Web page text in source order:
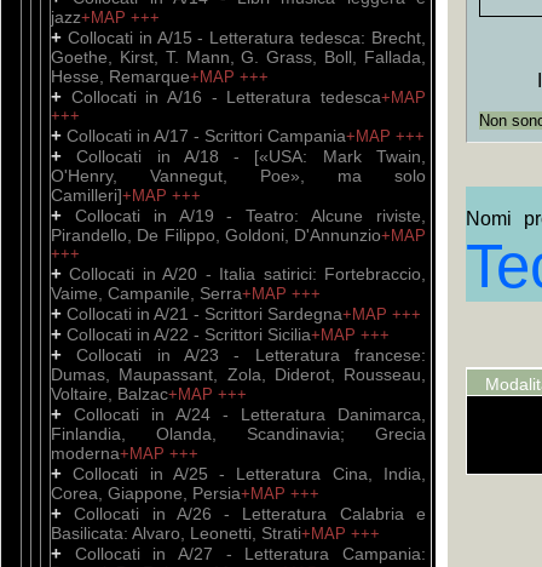
jazz+MAP +++
+ Collocati in A/15 - Letteratura tedesca: Brecht,
Goethe, Kirst, T. Mann, G. Grass, Boll, Fallada,
Hesse, Remarque+MAP +++
+ Collocati in A/16 - Letteratura tedesca+MAP
+++
+ Collocati in A/17 - Scrittori Campania+MAP +++
+Collocati in A/18 - [«USA: Mark Twain,
O'Henry, Vannegut, Poe», ma solo
Camilleri]+MAP +++
+ Collocati in A/19 - Teatro: Alcune riviste,
Pirandello, De Filippo, Goldoni, D'Annunzio+MAP
+++
+Collocati in A/20 - Italia satirici: Fortebraccio,
Vaime, Campanile, Serra+MAP +++
+ Collocati in A/21 - Scrittori Sardegna+MAP +++
+ Collocati in A/22 - Scrittori Sicilia+MAP +++
+Collocati in A/23 - Letteratura francese:
Dumas, Maupassant, Zola, Diderot, Rousseau,
Voltaire, Balzac+MAP +++
+ Collocati in A/24 - Letteratura Danimarca,
Finlandia, Olanda, Scandinavia; Grecia
moderna+MAP +++
+Collocati in A/25 - Letteratura Cina, India,
Corea, Giappone, Persia+MAP +++
+Collocati in A/26 - Letteratura Calabria e
Basilicata: Alvaro, Leonetti, Strati+MAP +++
+ Collocati in A/27 - Letteratura Campania:
Non
Nomi